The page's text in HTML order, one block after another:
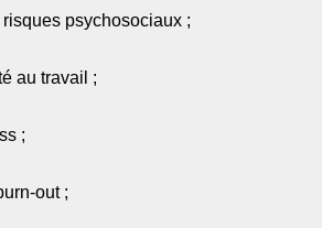
psychosociaux ;
au travail ;
;
out ;